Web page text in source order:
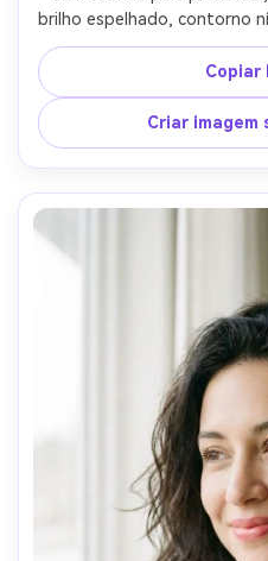
brilho espelhado, contorno
liso, fundo preto,
tirado em Canon R3
centrada nos lábios,
pista de
Copiar
Criar